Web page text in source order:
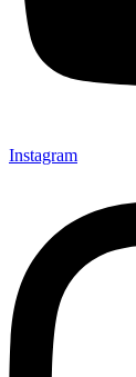
Instagram